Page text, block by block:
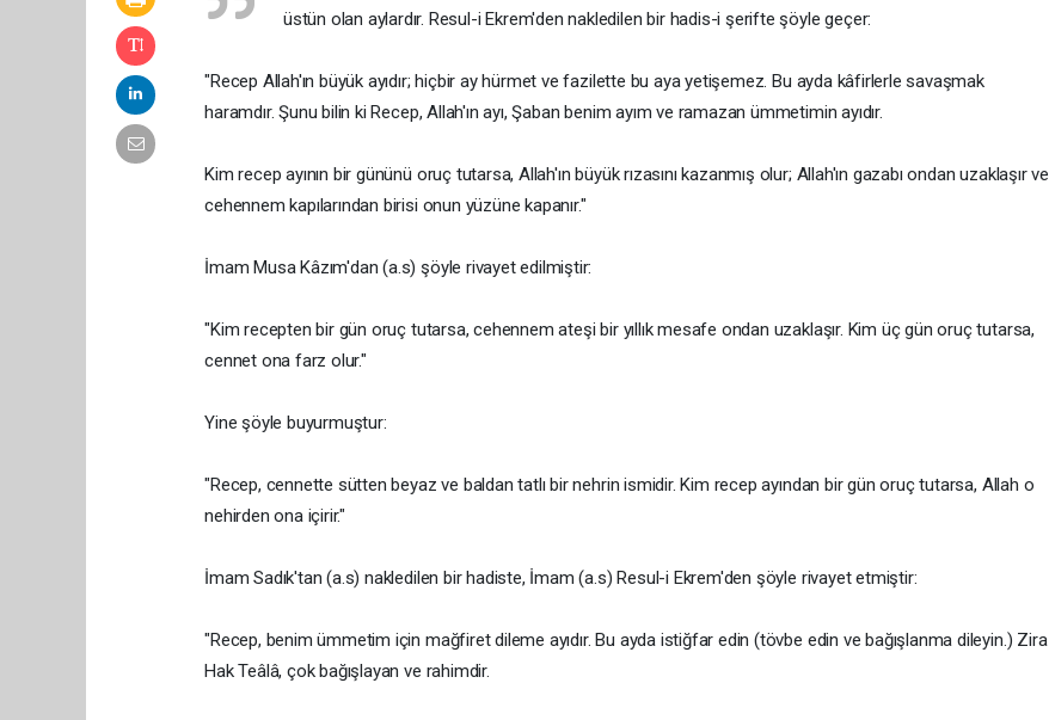
üstün olan aylardır. Resul-i Ekrem'den nakledilen bir hadis-i şerifte şöyle geçer:
"Recep Allah'ın büyük ayıdır; hiçbir ay hürmet ve fazilette bu aya yetişemez. Bu ayda kâfirlerle savaşmak
haramdır. Şunu bilin ki Recep, Allah'ın ayı, Şaban benim ayım ve ramazan ümmetimin ayıdır.
Kim recep ayının bir gününü oruç tutarsa, Allah'ın büyük rızasını kazanmış olur; Allah'ın gazabı ondan uzaklaşır ve
cehennem kapılarından birisi onun yüzüne kapanır."
İmam Musa Kâzım'dan (a.s) şöyle rivayet edilmiştir:
"Kim recepten bir gün oruç tutarsa, cehennem ateşi bir yıllık mesafe ondan uzaklaşır. Kim üç gün oruç tutarsa,
cennet ona farz olur."
Yine şöyle buyurmuştur:
"Recep, cennette sütten beyaz ve baldan tatlı bir nehrin ismidir. Kim recep ayından bir gün oruç tutarsa, Allah o
nehirden ona içirir."
İmam Sadık'tan (a.s) nakledilen bir hadiste, İmam (a.s) Resul-i Ekrem'den şöyle rivayet etmiştir:
"Recep, benim ümmetim için mağfiret dileme ayıdır. Bu ayda istiğfar edin (tövbe edin ve bağışlanma dileyin.) Zira
Hak Teâlâ, çok bağışlayan ve rahimdir.